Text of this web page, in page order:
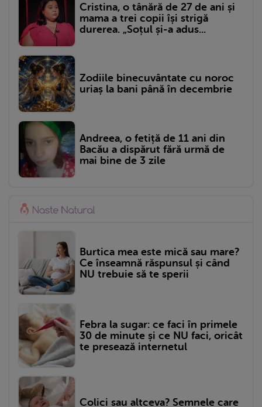
Cristina, o tânără de 27 de ani și
mama a trei copii își strigă
durerea. „Soțul și-a adus...
Zodiile binecuvântate cu noroc
uriaș la bani până în decembrie
Andreea, o fetiță de 11 ani din
Bacău a dispărut fără urmă de
mai bine de 3 zile
Burtica mea este mică sau mare?
Ce înseamnă răspunsul și când
NU trebuie să te sperii
Febra la sugar: ce faci în primele
30 de minute și ce NU faci, oricât
te presează internetul
Colici sau altceva? Semnele care